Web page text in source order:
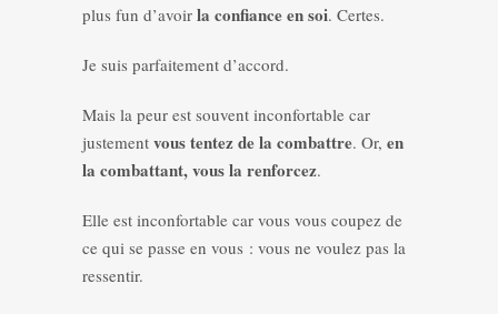
plus fun d’avoir la confiance en soi. Certes.
Je suis parfaitement d’accord.
Mais la peur est souvent inconfortable car
justement vous tentez de la combattre. Or, en
la combattant, vous la renforcez.
Elle est inconfortable car vous vous coupez de
ce qui se passe en vous : vous ne voulez pas la
ressentir.